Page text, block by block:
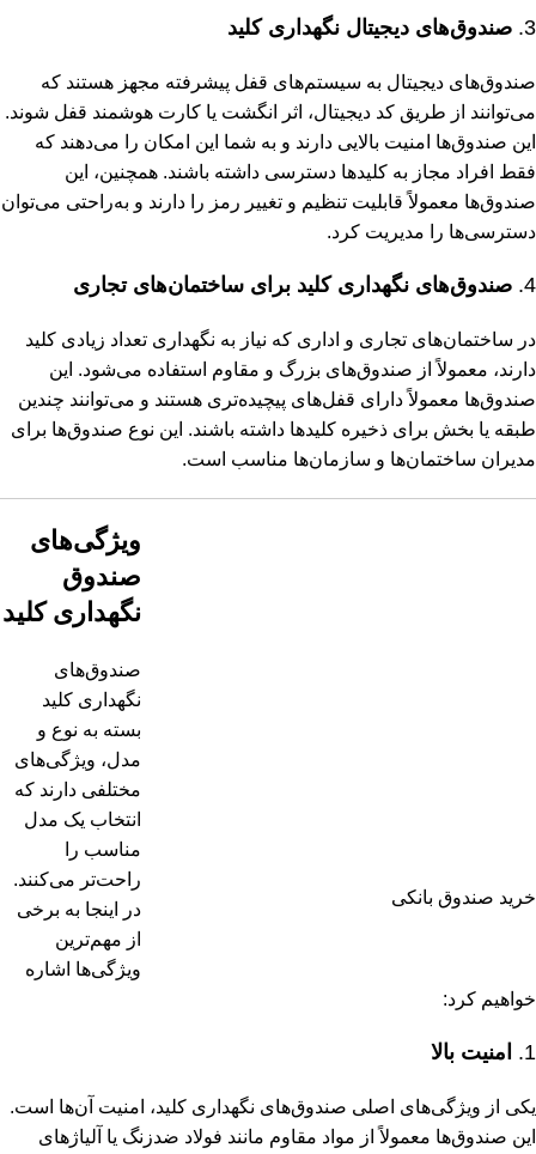
3. صندوق‌های دیجیتال نگهداری کلید
صندوق‌های دیجیتال به سیستم‌های قفل پیشرفته مجهز هستند که
می‌توانند از طریق کد دیجیتال، اثر انگشت یا کارت هوشمند قفل شوند.
این صندوق‌ها امنیت بالایی دارند و به شما این امکان را می‌دهند که
فقط افراد مجاز به کلیدها دسترسی داشته باشند. همچنین، این
صندوق‌ها معمولاً قابلیت تنظیم و تغییر رمز را دارند و به‌راحتی می‌توان
دسترسی‌ها را مدیریت کرد.
4. صندوق‌های نگهداری کلید برای ساختمان‌های تجاری
در ساختمان‌های تجاری و اداری که نیاز به نگهداری تعداد زیادی کلید
دارند، معمولاً از صندوق‌های بزرگ و مقاوم استفاده می‌شود. این
صندوق‌ها معمولاً دارای قفل‌های پیچیده‌تری هستند و می‌توانند چندین
طبقه یا بخش برای ذخیره کلیدها داشته باشند. این نوع صندوق‌ها برای
مدیران ساختمان‌ها و سازمان‌ها مناسب است.
خرید صندوق بانکی
ویژگی‌های
صندوق
نگهداری کلید
صندوق‌های
نگهداری کلید
بسته به نوع و
مدل، ویژگی‌های
مختلفی دارند که
انتخاب یک مدل
مناسب را
راحت‌تر می‌کنند.
در اینجا به برخی
از مهم‌ترین
ویژگی‌ها اشاره
خواهیم کرد:
1. امنیت بالا
یکی از ویژگی‌های اصلی صندوق‌های نگهداری کلید، امنیت آن‌ها است.
این صندوق‌ها معمولاً از مواد مقاوم مانند فولاد ضدزنگ یا آلیاژهای